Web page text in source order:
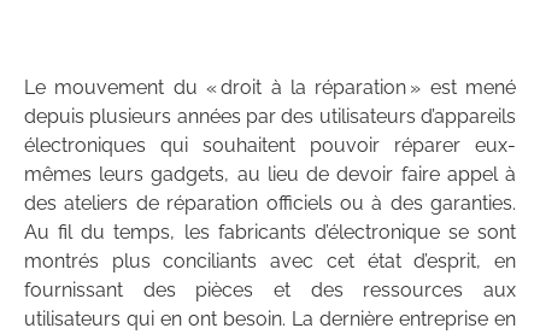
Le mouvement du « droit à la réparation » est mené
depuis plusieurs années par des utilisateurs d’appareils
électroniques qui souhaitent pouvoir réparer eux-
mêmes leurs gadgets, au lieu de devoir faire appel à
des ateliers de réparation officiels ou à des garanties.
Au fil du temps, les fabricants d’électronique se sont
montrés plus conciliants avec cet état d’esprit, en
fournissant des pièces et des ressources aux
utilisateurs qui en ont besoin. La dernière entreprise en